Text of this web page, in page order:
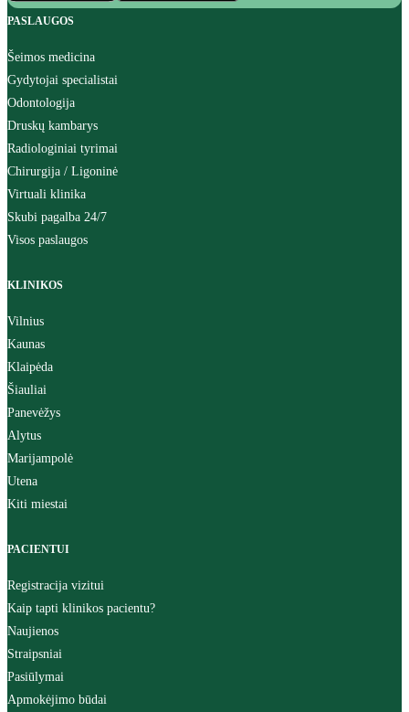
PASLAUGOS
Šeimos medicina
Gydytojai specialistai
Odontologija
Druskų kambarys
Radiologiniai tyrimai
Chirurgija / Ligoninė
Virtuali klinika
Skubi pagalba 24/7
Visos paslaugos
KLINIKOS
Vilnius
Kaunas
Klaipėda
Šiauliai
Panevėžys
Alytus
Marijampolė
Utena
Kiti miestai
PACIENTUI
Registracija vizitui
Kaip tapti klinikos pacientu?
Naujienos
Straipsniai
Pasiūlymai
Apmokėjimo būdai